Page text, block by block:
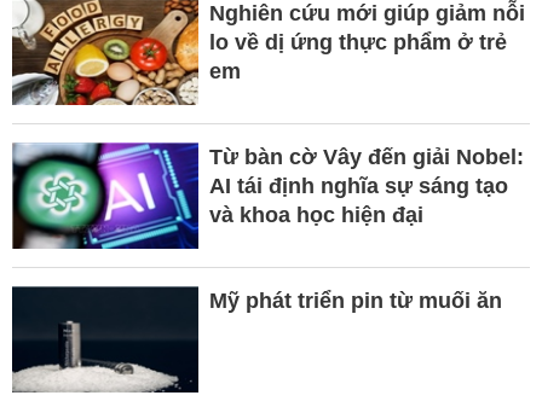
Nghiên cứu mới giúp giảm nỗi
lo về dị ứng thực phẩm ở trẻ
em
Từ bàn cờ Vây đến giải Nobel:
AI tái định nghĩa sự sáng tạo
và khoa học hiện đại
Mỹ phát triển pin từ muối ăn